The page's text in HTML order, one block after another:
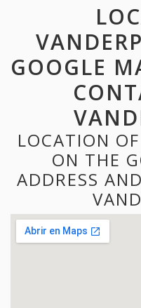
GOOGLE
LOCATION
ON THE
ADDRESS